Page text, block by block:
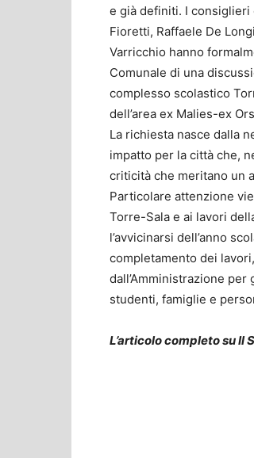
e già definiti. I consiglieri
Fioretti, Raffaele De
Varricchio hanno
Comunale di una
complesso scolastico
dell’area ex Malies-ex
La richiesta nasce dalla
impatto per la città che,
criticità che meritano un
Particolare attenzione
Torre-Sala e ai lavori
l’avvicinarsi dell’anno
completamento dei
dall’Amministrazione
studenti, famiglie e
L’articolo completo su Il